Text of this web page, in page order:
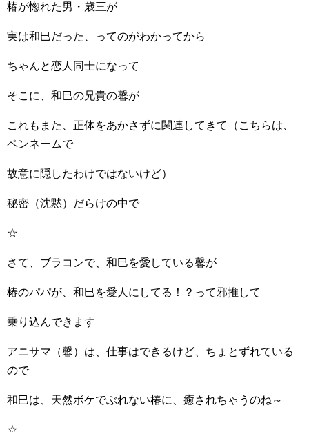
椿が惚れた男・歳三が
実は和巳だった、ってのがわかってから
ちゃんと恋人同士になって
そこに、和巳の兄貴の馨が
これもまた、正体をあかさずに関連してきて（こちらは、
ペンネームで
故意に隠したわけではないけど）
秘密（沈黙）だらけの中で
☆
さて、ブラコンで、和巳を愛している馨が
椿のパパが、和巳を愛人にしてる！？って邪推して
乗り込んできます
アニサマ（馨）は、仕事はできるけど、ちょとずれている
ので
和巳は、天然ボケでぶれない椿に、癒されちゃうのね～
☆